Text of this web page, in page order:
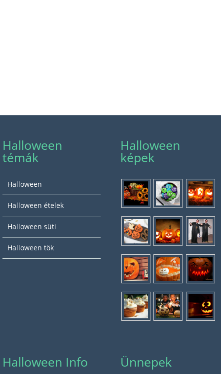
Halloween
témák
Halloween
Halloween ételek
Halloween süti
Halloween tök
Halloween
képek
Halloween Info Ünnepek